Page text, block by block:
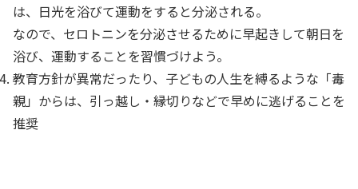
は、日光を浴びて運動をすると分泌される。
なので、セロトニンを分泌させるために早起きして朝日を
浴び、運動することを習慣づけよう。
教育方針が異常だったり、子どもの人生を縛るような「毒
親」からは、引っ越し・縁切りなどで早めに逃げることを
推奨